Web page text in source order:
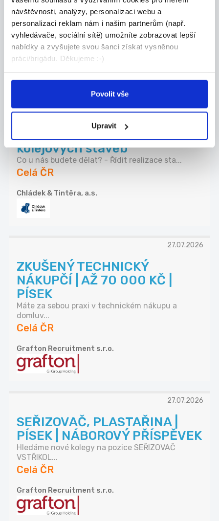
návštěvnosti, analýzy, personalizaci webu a
personalizaci reklam nám i našim partnerům (např.
vyhledávače, sociální sítě) umožníte zobrazovat lepší
nabídky a zvyšujete svou šanci získat vysněnou
práci/brigádu. Děkujeme :-)
Povolit vše
Upravit
nemovitostní projekty
Hledáme zkušeného obchodníka, který posílí náš
t...
Celá ČR
Valora Properity s.r.o.
27.07.2026
Mistr stavby pro závod
kolejových staveb
Co u nás budete dělat? - Řídit realizace sta...
Celá ČR
Chládek & Tintěra, a.s.
27.07.2026
ZKUŠENÝ TECHNICKÝ
NÁKUPČÍ | AŽ 70 000 KČ |
PÍSEK
Máte za sebou praxi v technickém nákupu a
domluv...
Celá ČR
Grafton Recruitment s.r.o.
27.07.2026
SEŘIZOVAČ, PLASTAŘINA |
PÍSEK | NÁBOROVÝ PŘÍSPĚVEK
Hledáme nové kolegy na pozice SEŘIZOVAČ
VSTŘIKOL...
Celá ČR
Grafton Recruitment s.r.o.